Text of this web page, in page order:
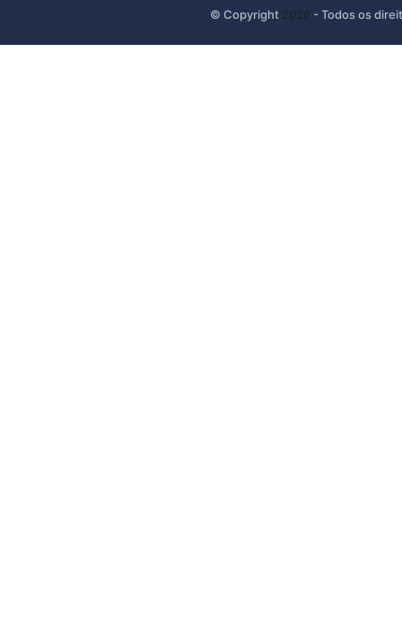
© Copyright 2026 - Todos os